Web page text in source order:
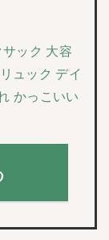
ック 大容
ュック デイ
かっこいい